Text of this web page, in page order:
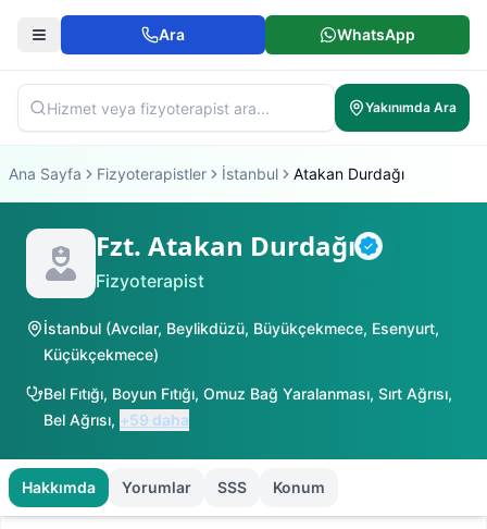
Ara WhatsApp
Yakınımda Ara
Ana Sayfa Fizyoterapistler İstanbul Atakan Durdağı
Fzt. Atakan Durdağı Doğrulanmış
Fizyoterapist
İstanbul (Avcılar, Beylikdüzü, Büyükçekmece, Esenyurt,
Küçükçekmece)
Bel Fıtığı, Boyun Fıtığı, Omuz Bağ Yaralanması, Sırt Ağrısı,
Bel Ağrısı, +59 daha
Hakkımda Yorumlar SSS Konum